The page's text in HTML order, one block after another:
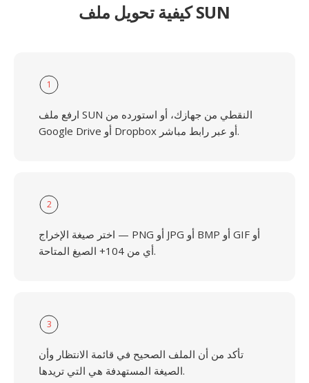
كيفية تحويل ملف SUN
1
ارفع ملف SUN النقطي من جهازك، أو استورده من
Google Drive أو Dropbox أو عبر رابط مباشر.
2
اختر صيغة الإخراج — PNG أو JPG أو BMP أو GIF أو
أي من 104+ الصيغ المتاحة.
3
تأكد من أن الملف الصحيح في قائمة الانتظار وأن
الصيغة المستهدفة هي التي تريدها.